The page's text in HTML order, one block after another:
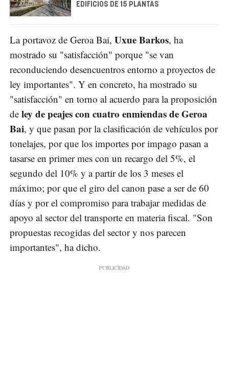
EDIFICIOS DE 15 PLANTAS
La portavoz de Geroa Bai, Uxue Barkos, ha
mostrado su "satisfacción" porque "se van
reconduciendo desencuentros entorno a proyectos de
ley importantes". Y en concreto, ha mostrado su
"satisfacción" en torno al acuerdo para la proposición
de ley de peajes con cuatro enmiendas de Geroa
Bai, y que pasan por la clasificación de vehículos por
tonelajes, por que los importes por impago pasan a
tasarse en primer mes con un recargo del 5%, el
segundo del 10% y a partir de los 3 meses el
máximo; por que el giro del canon pase a ser de 60
días y por el compromiso para trabajar medidas de
apoyo al sector del transporte en materia fiscal. "Son
propuestas recogidas del sector y nos parecen
importantes", ha dicho.